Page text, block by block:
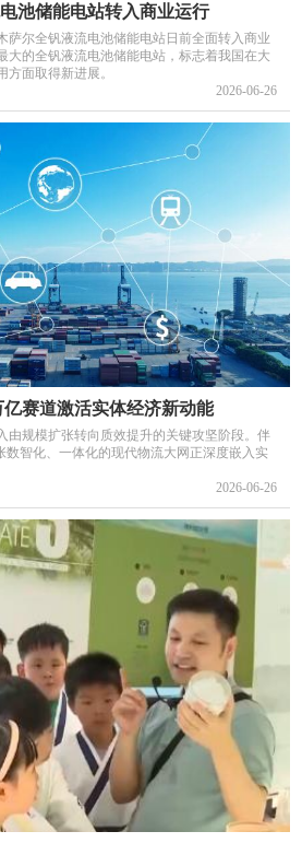
池储能电站转入商业运行
萨尔全钒液流电池储能电站日前全面转入商业
大的全钒液流电池储能电站，标志着我国在大
面取得新进展。
2026-06-26
赛道激活实体经济新动能
由规模扩张转向质效提升的关键攻坚阶段。伴
数智化、一体化的现代物流大网正深度嵌入实
2026-06-26